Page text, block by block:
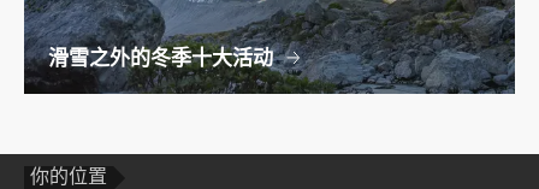
滑雪之外的冬季十大活动
你的位置